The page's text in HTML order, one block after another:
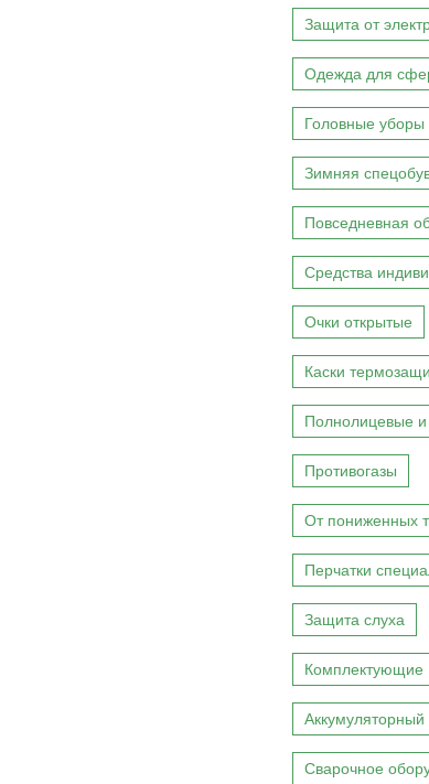
Защита от
Одежда для
Головные уборы
Зимняя
Повседневная
Средства
Очки открытые
Каски
Полнолицевые
Противогазы
От пониженных
Перчатки
Защита слуха
Комплектующие
Аккумуляторный
Сварочное